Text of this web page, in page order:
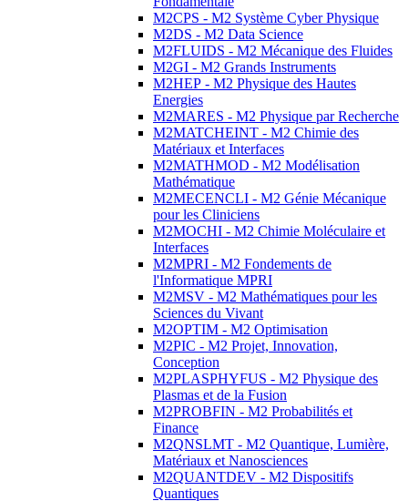
M2CPS - M2 Système Cyber Physique
M2DS - M2 Data Science
M2FLUIDS - M2 Mécanique des Fluides
M2GI - M2 Grands Instruments
M2HEP - M2 Physique des Hautes
Energies
M2MARES - M2 Physique par Recherche
M2MATCHEINT - M2 Chimie des
Matériaux et Interfaces
M2MATHMOD - M2 Modélisation
Mathématique
M2MECENCLI - M2 Génie Mécanique
pour les Cliniciens
M2MOCHI - M2 Chimie Moléculaire et
Interfaces
M2MPRI - M2 Fondements de
l'Informatique MPRI
M2MSV - M2 Mathématiques pour les
Sciences du Vivant
M2OPTIM - M2 Optimisation
M2PIC - M2 Projet, Innovation,
Conception
M2PLASPHYFUS - M2 Physique des
Plasmas et de la Fusion
M2PROBFIN - M2 Probabilités et
Finance
M2QNSLMT - M2 Quantique, Lumière,
Matériaux et Nanosciences
M2QUANTDEV - M2 Dispositifs
Quantiques